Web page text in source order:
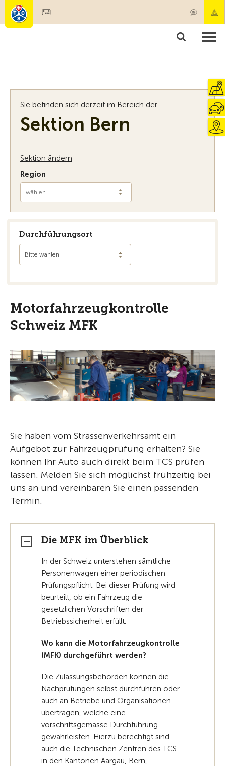
Mitgliedschaft & Leistungen
Sie befinden sich derzeit im Bereich der
Sektion Bern
Sektion ändern
Region
wählen
Durchführungsort
Bitte wählen
Motorfahrzeugkontrolle
Schweiz MFK
Sie haben vom Strassenverkehrsamt ein
Aufgebot zur Fahrzeugprüfung erhalten? Sie
können Ihr Auto auch direkt beim TCS prüfen
lassen. Melden Sie sich möglichst frühzeitig bei
uns an und vereinbaren Sie einen passenden
Termin.
Die MFK im Überblick
In der Schweiz unterstehen sämtliche
Personenwagen einer periodischen
Prüfungspflicht. Bei dieser Prüfung wird
beurteilt, ob ein Fahrzeug die
gesetzlichen Vorschriften der
Betriebssicherheit erfüllt.
Wo kann die Motorfahrzeugkontrolle
(MFK) durchgeführt werden?
Die Zulassungsbehörden können die
Nachprüfungen selbst durchführen oder
auch an Betriebe und Organisationen
übertragen, welche eine
vorschriftsgemässe Durchführung
gewährleisten. Hierzu berechtigt sind
auch die Technischen Zentren des TCS
in den Kantonen Aargau, Bern,